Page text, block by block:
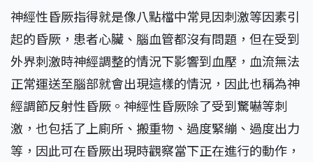
神經性昏厥指得就是像八點檔中常見因刺激等因素引
起的昏厥，患者心臟、腦血管都沒有問題，但在受到
外界刺激時神經調整的情況下影響到血壓，血流無法
正常運送至腦部就會出現這樣的情況，因此也稱為神
經調節反射性昏厥。神經性昏厥除了受到驚嚇等刺
激，也包括了上廁所、搬重物、過度緊繃、過度出力
等，因此可在昏厥出現時觀察當下正在進行的動作，